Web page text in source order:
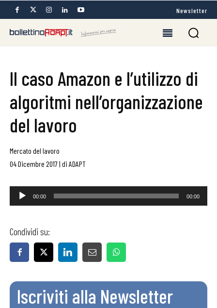
Newsletter
Il caso Amazon e l’utilizzo di
algoritmi nell’organizzazione
del lavoro
Mercato del lavoro
04 Dicembre 2017| di ADAPT
Audio
Player
00:00 00:00
Condividi su:
Iscriviti alla Newsletter